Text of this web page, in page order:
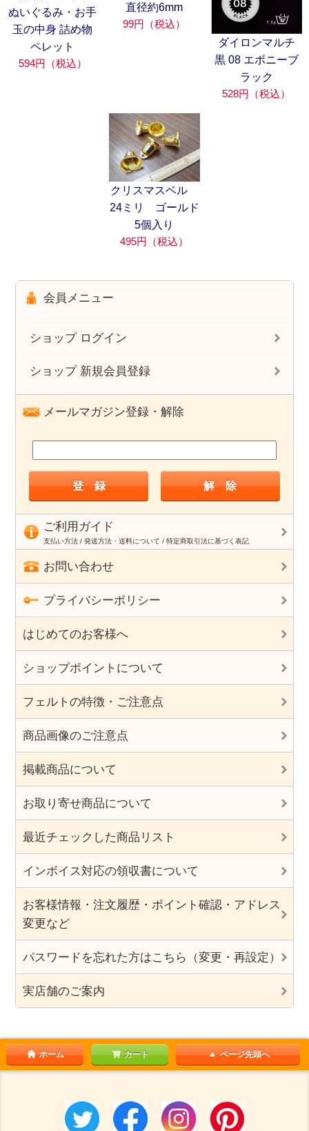
ぬいぐるみ・お手
玉の中身 詰め物
ペレット
594円（税込）
直径約6mm
99円（税込）
ダイロンマルチ
黒 08 エボニーブ
ラック
528円（税込）
クリスマスベル
24ミリ ゴールド
5個入り
495円（税込）
会員メニュー
ショップ ログイン
ショップ 新規会員登録
メールマガジン登録・解除
ご利用ガイド
支払い方法 / 発送方法・送料について / 特定商取引法に基づく表記
お問い合わせ
プライバシーポリシー
はじめてのお客様へ
ショップポイントについて
フェルトの特徴・ご注意点
商品画像のご注意点
掲載商品について
お取り寄せ商品について
最近チェックした商品リスト
インボイス対応の領収書について
お客様情報・注文履歴・ポイント確認・アドレス
変更など
パスワードを忘れた方はこちら（変更・再設定）
実店舗のご案内
ホーム カート ページ先頭へ